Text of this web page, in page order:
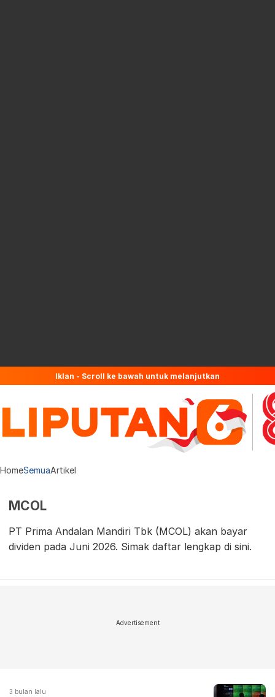
Iklan - Scroll ke bawah untuk melanjutkan
HomeSemuaArtikel
MCOL
PT Prima Andalan Mandiri Tbk (MCOL) akan bayar
dividen pada Juni 2026. Simak daftar lengkap di sini.
Advertisement
3 bulan lalu